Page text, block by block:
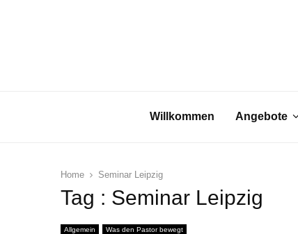
Willkommen Angebote
Home Seminar Leipzig
Tag : Seminar Leipzig
Allgemein Was den Pastor bewegt